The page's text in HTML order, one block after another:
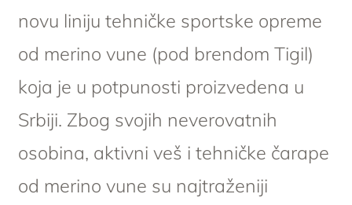
novu liniju tehničke sportske opreme
od merino vune (pod brendom Tigil)
koja je u potpunosti proizvedena u
Srbiji. Zbog svojih neverovatnih
osobina, aktivni veš i tehničke čarape
od merino vune su najtraženiji